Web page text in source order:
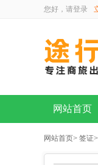
您好，请登录
网站首页
网站首页> 签证